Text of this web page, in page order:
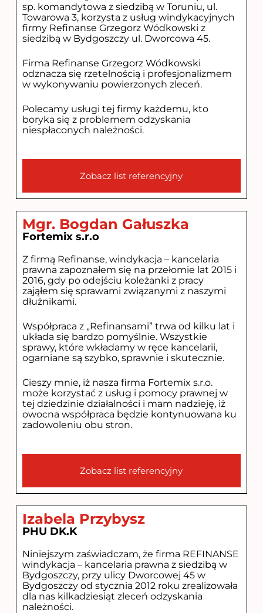
sp. komandytowa z siedzibą w Toruniu, ul.
Towarowa 3, korzysta z usług windykacyjnych
firmy Refinanse Grzegorz Wódkowski z
siedzibą w Bydgoszczy ul. Dworcowa 45.
Firma Refinanse Grzegorz Wódkowski
odznacza się rzetelnością i profesjonalizmem
w wykonywaniu powierzonych zleceń.
Polecamy usługi tej firmy każdemu, kto
boryka się z problemem odzyskania
niespłaconych należności.
Zobacz list referencyjny
Mgr. Bogdan Gałuszka
Fortemix s.r.o
Z firmą Refinanse, windykacja – kancelaria
prawna zapoznałem się na przełomie lat 2015 i
2016, gdy po odejściu koleżanki z pracy
zająłem się sprawami związanymi z naszymi
dłużnikami.
Współpraca z „Refinansami” trwa od kilku lat i
układa się bardzo pomyślnie. Wszystkie
sprawy, które wkładamy w ręce kancelarii,
ogarniane są szybko, sprawnie i skutecznie.
Cieszy mnie, iż nasza firma Fortemix s.r.o.
może korzystać z usług i pomocy prawnej w
tej dziedzinie działalności i mam nadzieję, iż
owocna współpraca będzie kontynuowana ku
zadowoleniu obu stron.
Zobacz list referencyjny
Izabela Przybysz
PHU DK.K
Niniejszym zaświadczam, że firma REFINANSE
windykacja – kancelaria prawna z siedzibą w
Bydgoszczy, przy ulicy Dworcowej 45 w
Bydgoszczy od stycznia 2012 roku zrealizowała
dla nas kilkadziesiąt zleceń odzyskania
należności.